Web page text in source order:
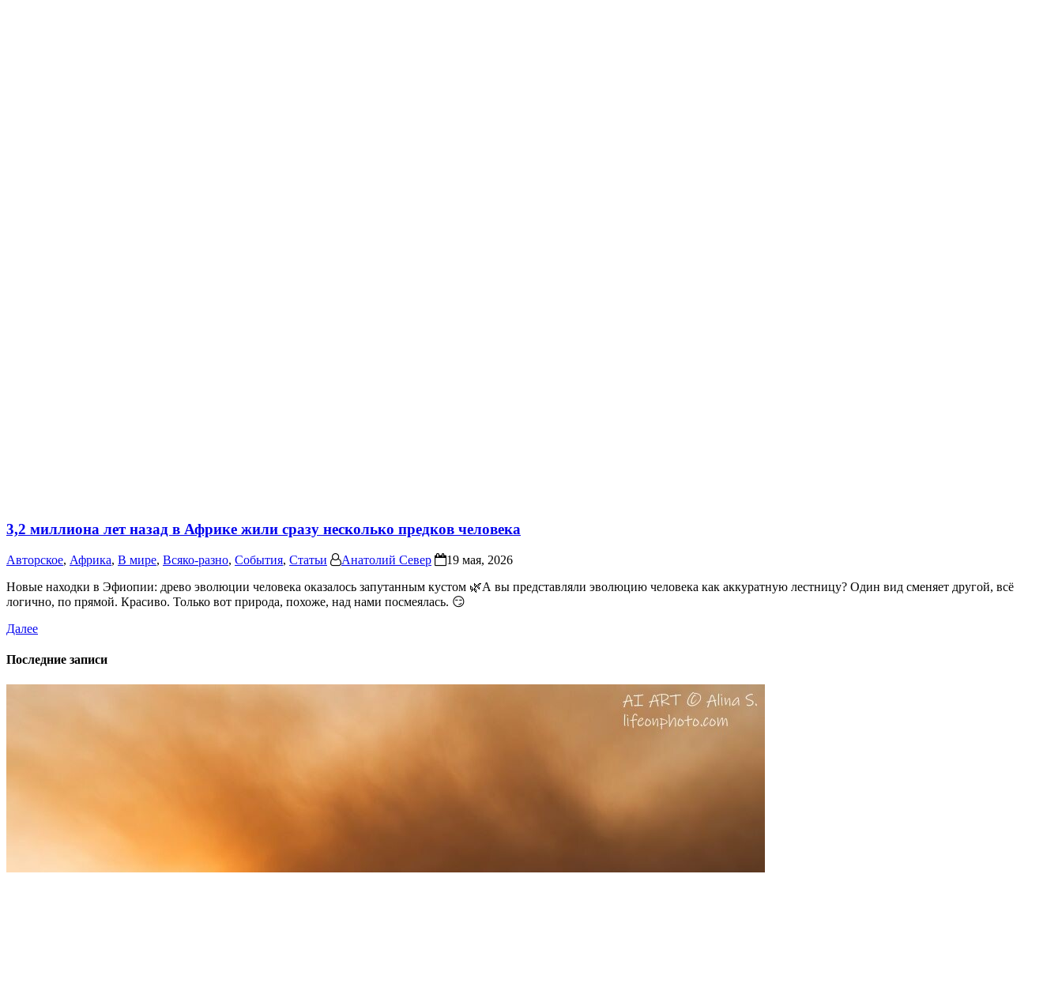
3,2 миллиона лет назад в Африке жили сразу несколько предков человека
Авторское, Африка, В мире, Всяко-разно, События, Статьи Анатолий Север
19 мая, 2026
Новые находки в Эфиопии: древо эволюции человека оказалось запутанным кустом 🌿А вы представляли эволюцию человека как аккуратную лестницу? Один вид сменяет другой, всё
логично, по прямой. Красиво. Только вот природа, похоже, над нами посмеялась. 😏
Далее
Последние записи